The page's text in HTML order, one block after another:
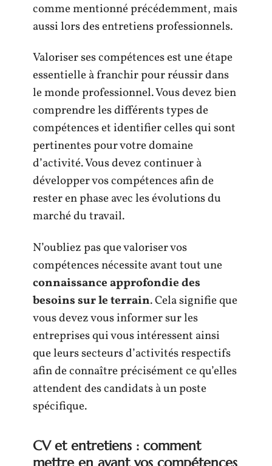
comme mentionné précédemment, mais
aussi lors des entretiens professionnels.
Valoriser ses compétences est une étape
essentielle à franchir pour réussir dans
le monde professionnel. Vous devez bien
comprendre les différents types de
compétences et identifier celles qui sont
pertinentes pour votre domaine
d’activité. Vous devez continuer à
développer vos compétences afin de
rester en phase avec les évolutions du
marché du travail.
N’oubliez pas que valoriser vos
compétences nécessite avant tout une
connaissance approfondie des
besoins sur le terrain. Cela signifie que
vous devez vous informer sur les
entreprises qui vous intéressent ainsi
que leurs secteurs d’activités respectifs
afin de connaître précisément ce qu’elles
attendent des candidats à un poste
spécifique.
CV et entretiens : comment
mettre en avant vos compétences